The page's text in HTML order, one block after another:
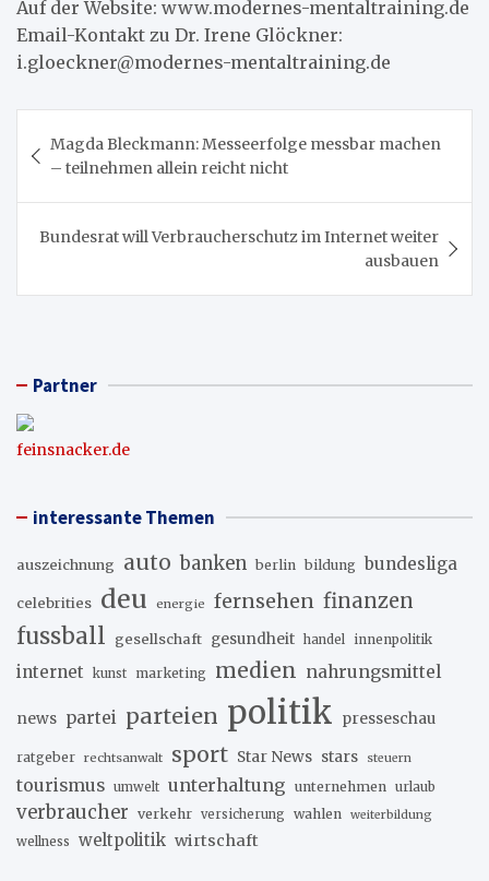
Auf der Website: www.modernes-mentaltraining.de
Email-Kontakt zu Dr. Irene Glöckner:
i.gloeckner@modernes-mentaltraining.de
Magda Bleckmann: Messeerfolge messbar machen
– teilnehmen allein reicht nicht
Bundesrat will Verbraucherschutz im Internet weiter
ausbauen
Partner
feinsnacker.de
interessante Themen
auszeichnung auto banken berlin bildung bundesliga
celebrities deu energie fernsehen finanzen
fussball gesellschaft gesundheit handel innenpolitik
internet kunst marketing medien nahrungsmittel
news partei parteien politik presseschau
ratgeber rechtsanwalt sport Star News stars steuern
tourismus umwelt unterhaltung unternehmen urlaub
verbraucher verkehr versicherung wahlen weiterbildung
wellness weltpolitik wirtschaft